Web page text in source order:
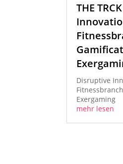
THE
Disruptive
Exergaming
mehr lesen